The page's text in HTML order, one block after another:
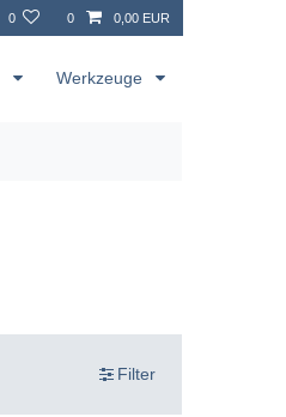
0 0 0,00 EUR
Werkzeuge
Filter